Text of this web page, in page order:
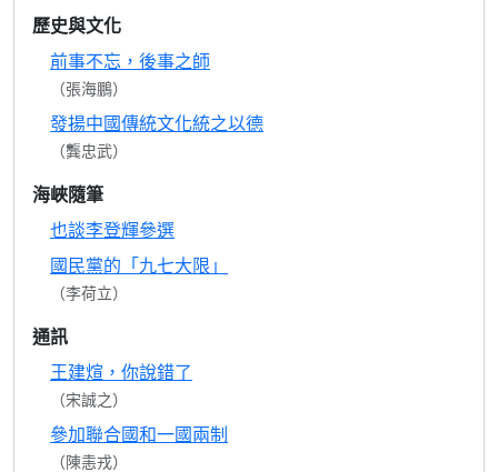
歷史與文化
前事不忘，後事之師
（張海鵬）
發揚中國傳統文化統之以德
（龔忠武）
海峽隨筆
也談李登輝參選
國民黨的「九七大限」
（李荷立）
通訊
王建煊，你說錯了
（宋誠之）
參加聯合國和一國兩制
（陳恚戎）